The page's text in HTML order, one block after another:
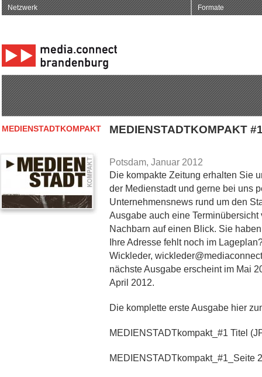
Netzwerk Formate
MEDIENSTADTKOMPAKT MEDIENSTADTKOMPAKT
Potsdam, Januar 2012
Die kompakte Zeitung erhalten Sie
der Medienstadt und gerne bei uns
Unternehmensnews rund um den
Ausgabe auch eine
Nachbarn auf einen Blick. Sie
Ihre Adresse fehlt noch im
Wickleder,
nächste Ausgabe erscheint im Mai
April 2012.
Die komplette erste Ausgabe hier
MEDIENSTADTkompakt_#1 Titel
MEDIENSTADTkompakt_#1_Seite